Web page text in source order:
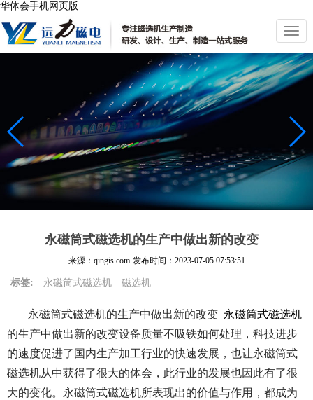
华体会手机网页版
切
换
导
航
永磁筒式磁选机的生产中做出新的改变
来源：qingis.com 发布时间： 2023-07-05 07:53:51
标签: 永磁筒式磁选机 磁选机
永磁筒式磁选机的生产中做出新的改变_ 永磁筒式磁选机
的生产中做出新的改变设备质量不吸铁如何处理， 科技进步
的速度促进了国内生产加工行业的快速发展，也让永磁筒式
磁选机从中获得了很大的体会，此行业的发展也因此有了很
大的变化。永磁筒式磁选机所表现出的价值与作用，都成为